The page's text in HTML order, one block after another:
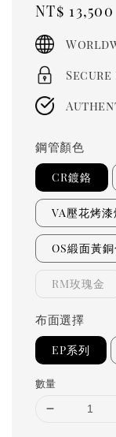
Regular
price
NT$ 13,500
Secure
鋼管顏色
CR鍍鉻
VA壓花烤
OS緞面黃
RM玫瑰金
布面選擇
EP系列
數量